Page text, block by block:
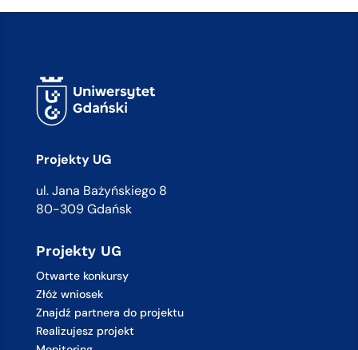
Projekty UG
ul. Jana Bażyńskiego 8
80-309 Gdańsk
Projekty UG
Otwarte konkursy
Złóż wniosek
Znajdź partnera do projektu
Realizujesz projekt